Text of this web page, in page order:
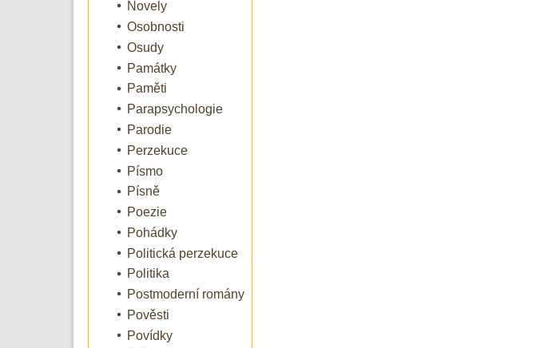
Novely
Osobnosti
Osudy
Památky
Paměti
Parapsychologie
Parodie
Perzekuce
Písmo
Písně
Poezie
Pohádky
Politická perzekuce
Politika
Postmoderní romány
Pověsti
Povídky